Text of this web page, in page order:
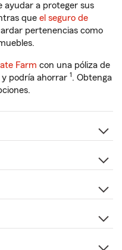
ayudar a proteger sus
que el seguro de
pertenencias como
Farm con una póliza de
y podría ahorrar 1. Obtenga